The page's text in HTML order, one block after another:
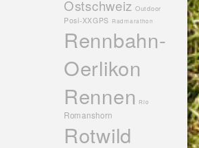
Ostschweiz Outdoor
Posi-XXGPS Radmarathon
Rennbahn-
Oerlikon
Rennen
Rio
Romanshorn
Rotwild